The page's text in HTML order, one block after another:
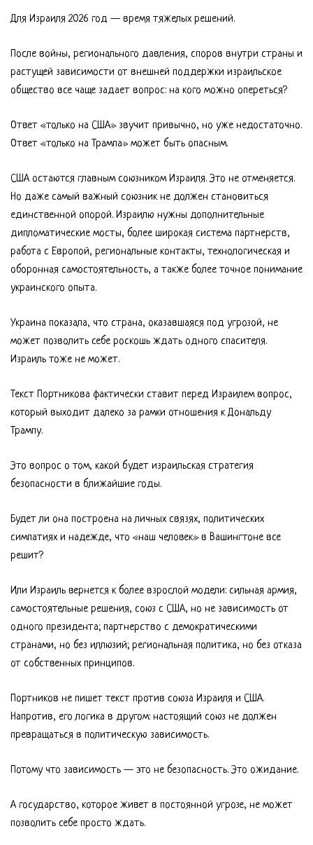
Для Израиля 2026 год — время тяжелых решений.
После войны, регионального давления, споров внутри страны и
растущей зависимости от внешней поддержки израильское
общество все чаще задает вопрос: на кого можно опереться?
Ответ «только на США» звучит привычно, но уже недостаточно.
Ответ «только на Трампа» может быть опасным.
США остаются главным союзником Израиля. Это не отменяется.
Но даже самый важный союзник не должен становиться
единственной опорой. Израилю нужны дополнительные
дипломатические мосты, более широкая система партнерств,
работа с Европой, региональные контакты, технологическая и
оборонная самостоятельность, а также более точное понимание
украинского опыта.
Украина показала, что страна, оказавшаяся под угрозой, не
может позволить себе роскошь ждать одного спасителя.
Израиль тоже не может.
Текст Портникова фактически ставит перед Израилем вопрос,
который выходит далеко за рамки отношения к Дональду
Трампу.
Это вопрос о том, какой будет израильская стратегия
безопасности в ближайшие годы.
Будет ли она построена на личных связях, политических
симпатиях и надежде, что «наш человек» в Вашингтоне все
решит?
Или Израиль вернется к более взрослой модели: сильная армия,
самостоятельные решения, союз с США, но не зависимость от
одного президента; партнерство с демократическими
странами, но без иллюзий; региональная политика, но без отказа
от собственных принципов.
Портников не пишет текст против союза Израиля и США.
Напротив, его логика в другом: настоящий союз не должен
превращаться в политическую зависимость.
Потому что зависимость — это не безопасность. Это ожидание.
А государство, которое живет в постоянной угрозе, не может
позволить себе просто ждать.